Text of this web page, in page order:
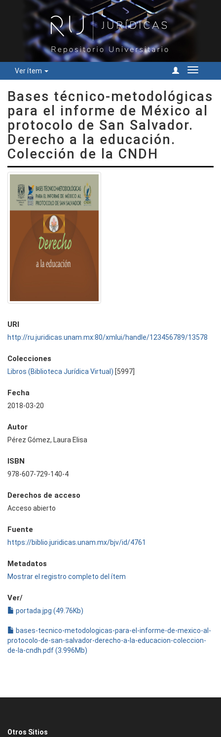
Ver ítem
Cambiar
Bases técnico-metodológicas
para el informe de México al
protocolo de San Salvador.
Derecho a la educación.
Colección de la CNDH
URI
http://ru.juridicas.unam.mx:80/xmlui/handle/123456789/13578
Colecciones
Libros (Biblioteca Jurídica Virtual) [5997]
Fecha
2018-03-20
Autor
Pérez Gómez, Laura Elisa
ISBN
978-607-729-140-4
Derechos de acceso
Acceso abierto
Fuente
https://biblio.juridicas.unam.mx/bjv/id/4761
Metadatos
Mostrar el registro completo del ítem
Ver/
portada.jpg (49.76Kb)
bases-tecnico-metodologicas-para-el-informe-de-mexico-al-
protocolo-de-san-salvador-derecho-a-la-educacion-coleccion-
de-la-cndh.pdf (3.996Mb)
Otros Sitios